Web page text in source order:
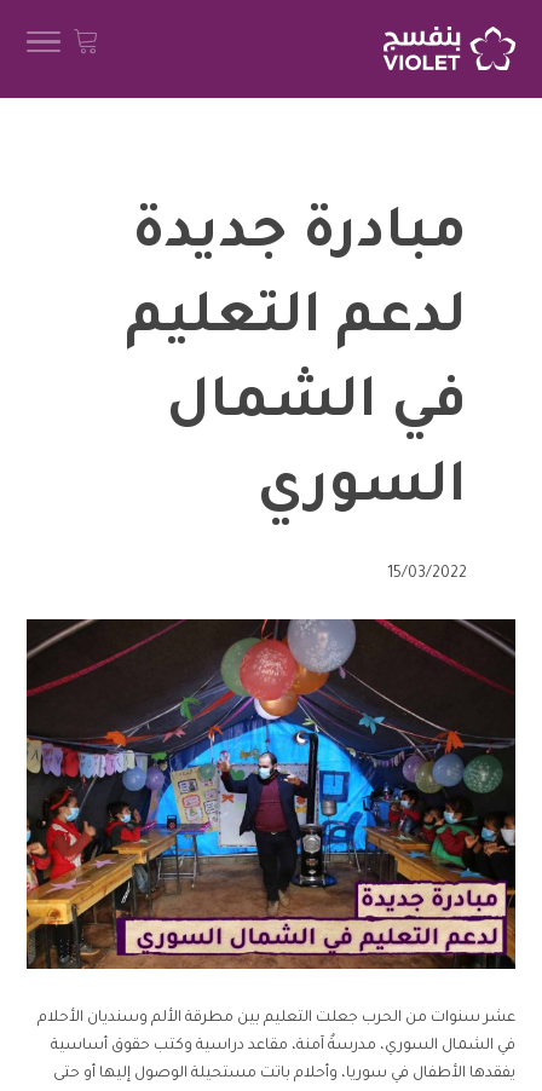
مبادرة جديدة
لدعم التعليم
في الشمال
السوري
15/03/2022
عشر سنوات من الحرب جعلت التعليم بين مطرقة الألم وسنديان الأحلام
في الشمال السوري، مدرسةٌ آمنة، مقاعد دراسية وكتب حقوق أساسية
يفقدها الأطفال في سوريا، وأحلام باتت مستحيلة الوصول إليها أو حتى